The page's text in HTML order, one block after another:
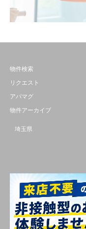
物件検索
リクエスト
アパマグ
物件アーカイブ
埼玉県